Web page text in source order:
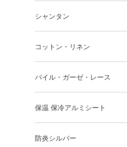
シャンタン
コットン・リネン
パイル・ガーゼ・レース
保温 保冷アルミシート
防炎シルバー